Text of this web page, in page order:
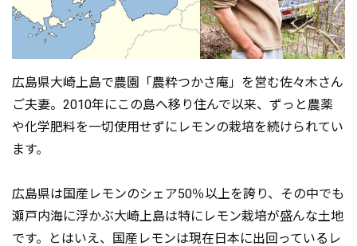
広島県大崎上島で農園「農粋つかさ庵」を営む佐々木さん
ご夫妻。2010年にこの島へ移り住んで以来、ずっと農薬
や化学肥料を一切使用せずにレモンの栽培を続けられてい
ます。
広島県は国産レモンのシェア50％以上を誇り、その中でも
瀬戸内海に浮かぶ大崎上島は特にレモン栽培が盛んな土地
です。とはいえ、国産レモンは現在日本に出回っているレ